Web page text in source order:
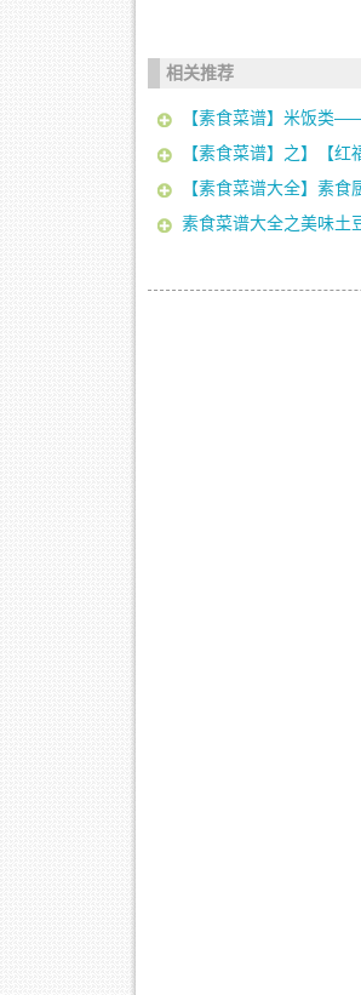
相关推荐
【素食菜谱】米饭类
【素食菜谱】之】【红
【素食菜谱大全】素食
素食菜谱大全之美味土